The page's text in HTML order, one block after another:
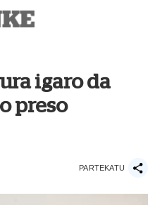
igaro da
preso
PARTEKATU